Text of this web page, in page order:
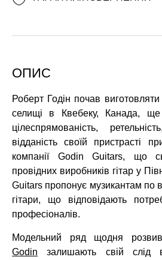
ОПИС
Роберт Годін почав
селищі в Квебеку, Канада,
цілеспрямованість,
відданість своїй пристрасті
компанії Godin Guitars, що
провідних виробників гітар у
Guitars пропонує музикантам по
гітари, що відповідають
професіоналів.
Модельний ряд щодня
Godin залишають свій слід в